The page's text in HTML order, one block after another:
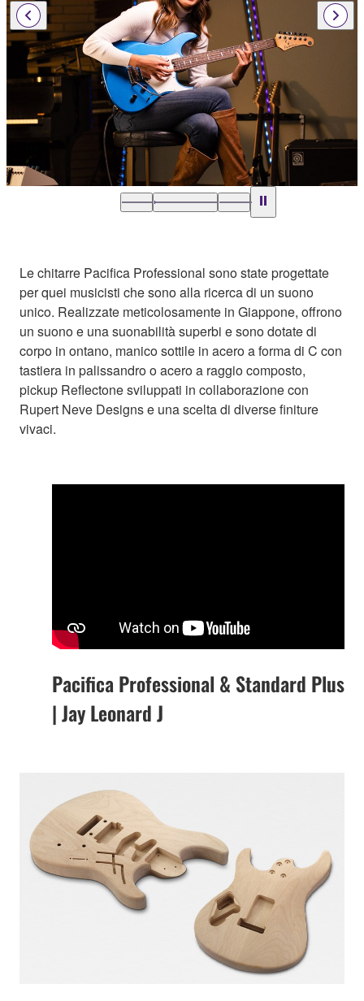
Le chitarre Pacifica Professional sono state progettate
per quei musicisti che sono alla ricerca di un suono
unico. Realizzate meticolosamente in Giappone, offrono
un suono e una suonabilità superbi e sono dotate di
corpo in ontano, manico sottile in acero a forma di C con
tastiera in palissandro o acero a raggio composto,
pickup Reflectone sviluppati in collaborazione con
Rupert Neve Designs e una scelta di diverse finiture
vivaci.
Pacifica Professional & Standard Plus
| Jay Leonard J